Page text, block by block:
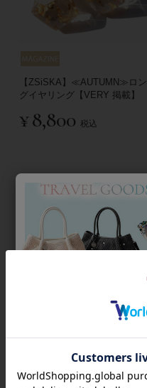
【ZSiSKA】≪AUTUMN≫ロン
グイヤリング【VERY 掲載】
¥8,800 税込
【ZSiSKA】金箔レジンボタン
イヤリング/3161130-**
8,640 税込